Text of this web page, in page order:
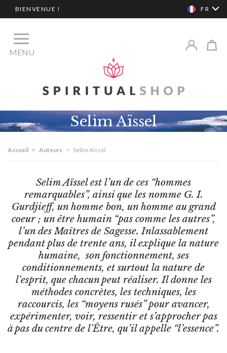
BIENVENUE ! FR
MENU
Selim Aïssel
Accueil > Auteurs > Selim Aïssel
Selim Aïssel est l’un de ces “hommes
remarquables”, ainsi que les nomme G. I.
Gurdjieff, un homme bon, un homme au grand
coeur ; un être humain “pas comme les autres”,
l’un des Maîtres de Sagesse. Inlassablement
pendant plus de trente ans, il explique la nature
humaine, son fonctionnement, ses
conditionnements, et surtout la nature de
l'esprit, que chacun peut réaliser. Il donne les
méthodes concrètes, les techniques, les
raccourcis, les “moyens rusés” pour avancer,
expérimenter, voir, ressentir et s’approcher pas
à pas du centre de l'Être, qu’il appelle “l’essence”.